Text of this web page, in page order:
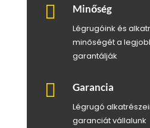
 Minőség
Légrugóink és
minőségét a
garantálják
 Garancia
Légrugó
garanciát vállalunk